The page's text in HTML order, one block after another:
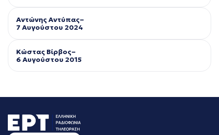
Αντώνης Αντύπας–
7 Αυγούστου 2024
Κώστας Βίρβος–
6 Αυγούστου 2015